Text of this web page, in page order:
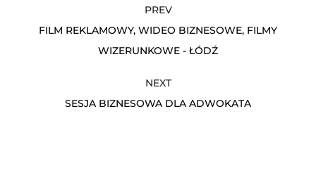
PREV
FILM REKLAMOWY, WIDEO BIZNESOWE, FILMY
WIZERUNKOWE - ŁÓDŹ
NEXT
SESJA BIZNESOWA DLA ADWOKATA